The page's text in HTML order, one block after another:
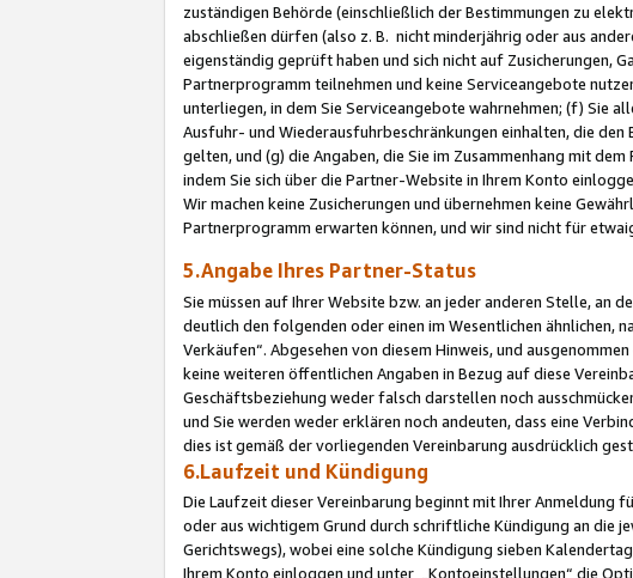
zuständigen Behörde (einschließlich der Bestimmungen zu
abschließen dürfen (also z. B. nicht minderjährig oder aus
eigenständig geprüft haben und sich nicht auf Zusicherungen,
Partnerprogramm teilnehmen und keine Serviceangebote
unterliegen, in dem Sie Serviceangebote wahrnehmen; (f) Sie
Ausfuhr- und Wiederausfuhrbeschränkungen einhalten, die
gelten, und (g) die Angaben, die Sie im Zusammenhang mit
indem Sie sich über die Partner-Website in Ihrem Konto
Wir machen keine Zusicherungen und übernehmen keine
Partnerprogramm erwarten können, und wir sind nicht für
5.Angabe Ihres Partner-Status
Sie müssen auf Ihrer Website bzw. an jeder anderen Stelle, an
deutlich den folgenden oder einen im Wesentlichen ähnlichen,
Verkäufen“. Abgesehen von diesem Hinweis, und
keine weiteren öffentlichen Angaben in Bezug auf diese
Geschäftsbeziehung weder falsch darstellen noch
und Sie werden weder erklären noch andeuten, dass eine
dies ist gemäß der vorliegenden Vereinbarung ausdrücklich
6.Laufzeit und Kündigung
Die Laufzeit dieser Vereinbarung beginnt mit Ihrer Anmeldung
oder aus wichtigem Grund durch schriftliche Kündigung an die
Gerichtswegs), wobei eine solche Kündigung sieben
Ihrem Konto einloggen und unter „Kontoeinstellungen“ die